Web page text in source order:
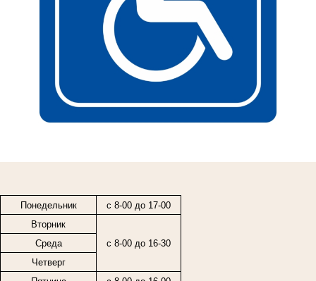
Понедельник
с 8-00 до 17-00
Вторник
с 8-00 до 16-30
Среда
Четверг